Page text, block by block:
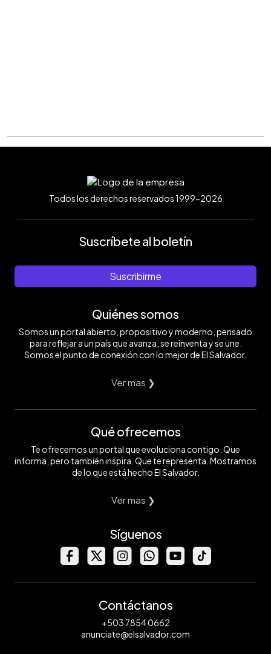
Todos los derechos reservados 1999-2026
Suscríbete al boletín
Suscribirme
Quiénes somos
Somos un portal abierto, propositivo y moderno, pensado
para reflejar a un país que avanza, se reinventa y se une.
Somos el punto de conexión con lo mejor de El Salvador.
Ver mas ❯
Qué ofrecemos
Te ofrecemos un portal que evoluciona contigo. Que
informa, pero también inspira. Que te representa. Mostramos
de lo que está hecho El Salvador.
Ver mas ❯
Síguenos
Contáctanos
+503 7854 0662
anunciate@elsalvador.com